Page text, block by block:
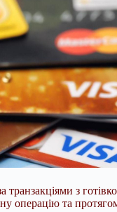
з
операцію та